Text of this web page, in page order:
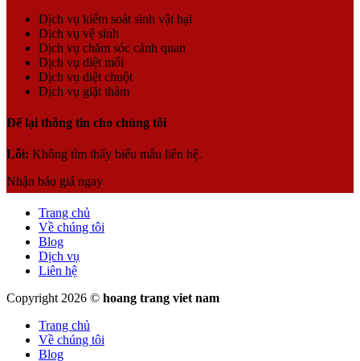
Dịch vụ kiểm soát sinh vật hại
Dịch vụ vệ sinh
Dịch vụ chăm sóc cảnh quan
Dịch vụ diệt mối
Dịch vụ diệt chuột
Dịch vụ giặt thảm
Để lại thông tin cho chúng tôi
Lỗi: Không tìm thấy biểu mẫu liên hệ.
Nhận báo giá ngay
Trang chủ
Về chúng tôi
Blog
Dịch vụ
Liên hệ
Copyright 2026 © hoang trang viet nam
Trang chủ
Về chúng tôi
Blog